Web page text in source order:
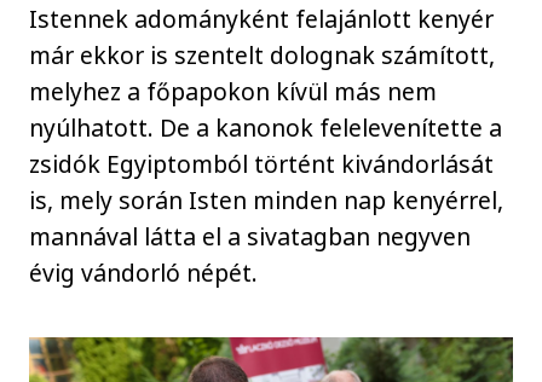
Istennek adományként felajánlott kenyér
már ekkor is szentelt dolognak számított,
melyhez a főpapokon kívül más nem
nyúlhatott. De a kanonok felelevenítette a
zsidók Egyiptomból történt kivándorlását
is, mely során Isten minden nap kenyérrel,
mannával látta el a sivatagban negyven
évig vándorló népét.